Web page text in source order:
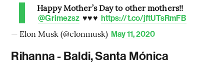
Happy Mother’s Day to other mothers!!
@Grimezsz ♥️♥️♥️ https://t.co/jftUTsRmFB
— Elon Musk (@elonmusk) May 11, 2020
Rihanna - Baldi, Santa Mónica